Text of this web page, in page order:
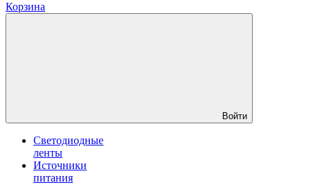
Корзина
Войти
Светодиодные
ленты
Источники
питания